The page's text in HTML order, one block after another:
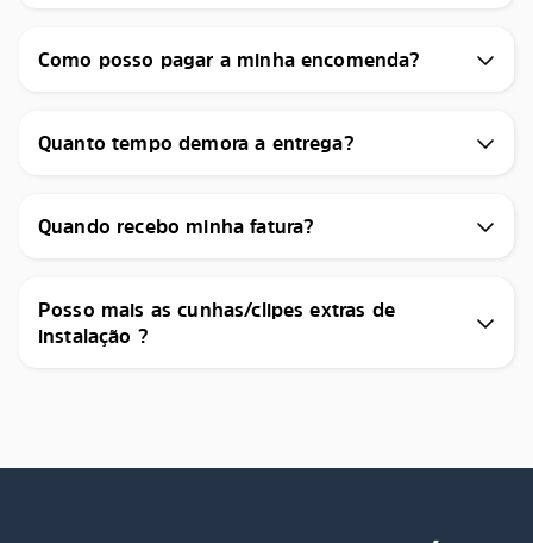
Como posso pagar a minha encomenda?
Quanto tempo demora a entrega?
Quando recebo minha fatura?
Posso mais as cunhas/clipes extras de
instalação ?